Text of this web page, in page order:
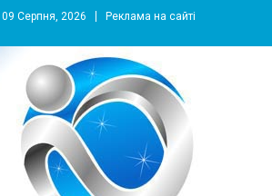
09 Серпня, 2026 Реклама на сайті
портал города Южный